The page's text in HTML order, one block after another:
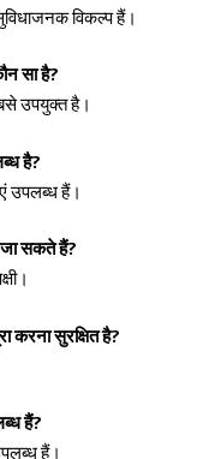
विकल्प हैं।
सा है?
उपयुक्त है।
है?
उपलब्ध हैं।
सकते हैं?
करना सुरक्षित है?
हैं?
हैं।